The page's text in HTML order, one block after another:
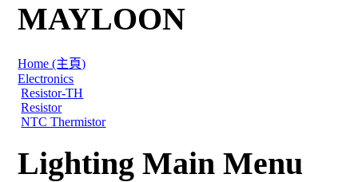
MAYLOON
Home (主頁)
Electronics
Resistor-TH
Resistor
NTC Thermistor
Lighting Main Menu